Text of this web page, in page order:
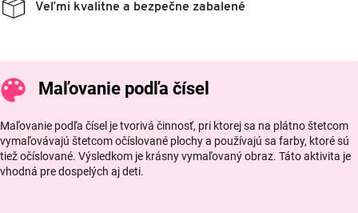
Veľmi kvalitne a bezpečne zabalené
Maľovanie podľa čísel
Maľovanie podľa čísel je tvorivá činnosť, pri ktorej sa na plátno štetcom
vymaľovávajú štetcom očíslované plochy a používajú sa farby, ktoré sú
tiež očíslované. Výsledkom je krásny vymaľovaný obraz. Táto aktivita je
vhodná pre dospelých aj deti.